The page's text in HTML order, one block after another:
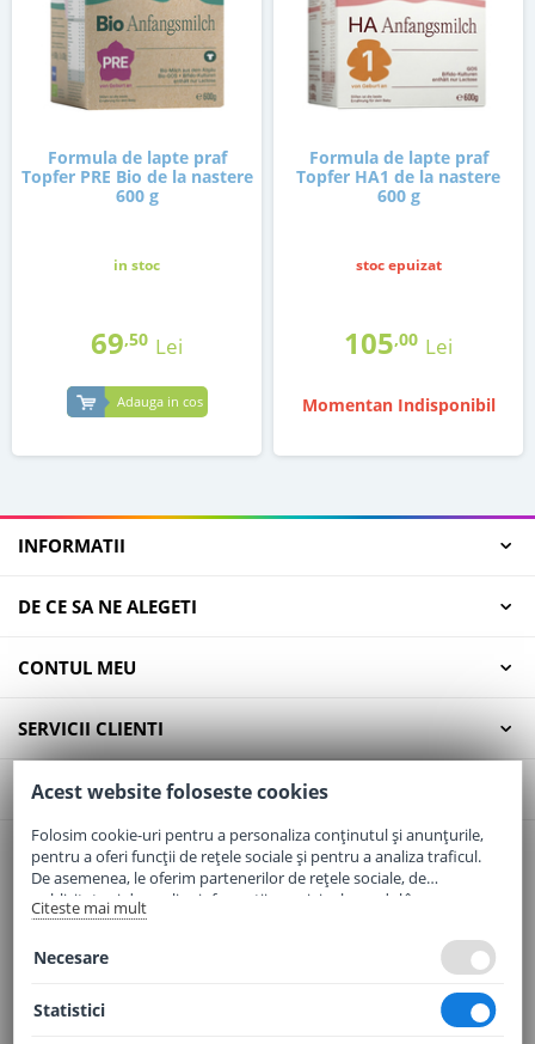
Formula de lapte praf
Topfer PRE Bio de la nastere
600 g
in stoc
69,50 Lei
Adauga in cos
Formula de lapte praf
Topfer HA1 de la nastere
600 g
stoc epuizat
105,00 Lei
Momentan Indisponibil
INFORMATII
DE CE SA NE ALEGETI
CONTUL MEU
SERVICII CLIENTI
CONTACT
Email:office@elaptepraf.ro
Telefon:0745-964-449
Adresa:Sos. Borsului, Nr. 20, Oradea, Jud. Bihor
Acest website foloseste cookies
Folosim cookie-uri pentru a personaliza conținutul și anunțurile,
pentru a oferi funcții de rețele sociale și pentru a analiza traficul.
De asemenea, le oferim partenerilor de rețele sociale, de
publicitate și de analize informații cu privire la modul în care
folosiți site-ul nostru. Aceștia le pot combina cu alte informații
Citeste mai mult
Necesare
Statistici